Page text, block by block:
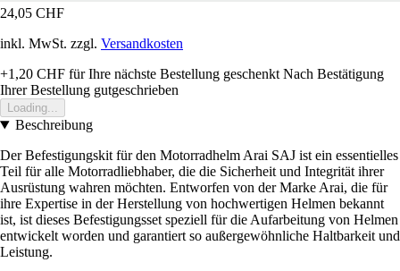
24,05 CHF
inkl. MwSt. zzgl. Versandkosten
+1,20 CHF für Ihre nächste Bestellung geschenkt Nach Bestätigung
Ihrer Bestellung gutgeschrieben
Loading...
Beschreibung
Der Befestigungskit für den Motorradhelm Arai SAJ ist ein essentielles
Teil für alle Motorradliebhaber, die die Sicherheit und Integrität ihrer
Ausrüstung wahren möchten. Entworfen von der Marke Arai, die für
ihre Expertise in der Herstellung von hochwertigen Helmen bekannt
ist, ist dieses Befestigungsset speziell für die Aufarbeitung von Helmen
entwickelt worden und garantiert so außergewöhnliche Haltbarkeit und
Leistung.